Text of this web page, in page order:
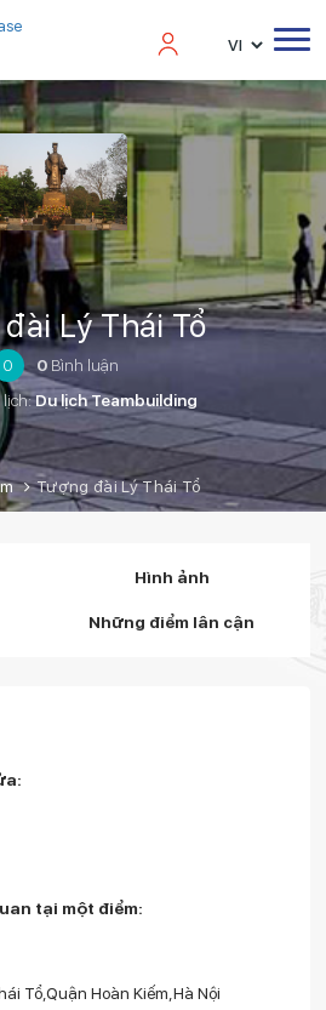
Lý Thái Tổ
0 0 Bình luận
lịch:Du lịch Teambuilding
Tượng đài Lý Thái Tổ
Hình ảnh
Những điểm lân cận
tại một điểm:
Tổ,Quận Hoàn Kiếm,Hà Nội